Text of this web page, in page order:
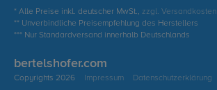
* Alle Preise inkl. deutscher MwSt., zzgl. Versandkosten
** Unverbindliche Preisempfehlung des Herstellers
*** Nur Standardversand innerhalb Deutschlands
bertelshofer.com
Copyrights 2026 Impressum Datenschutzerklärung